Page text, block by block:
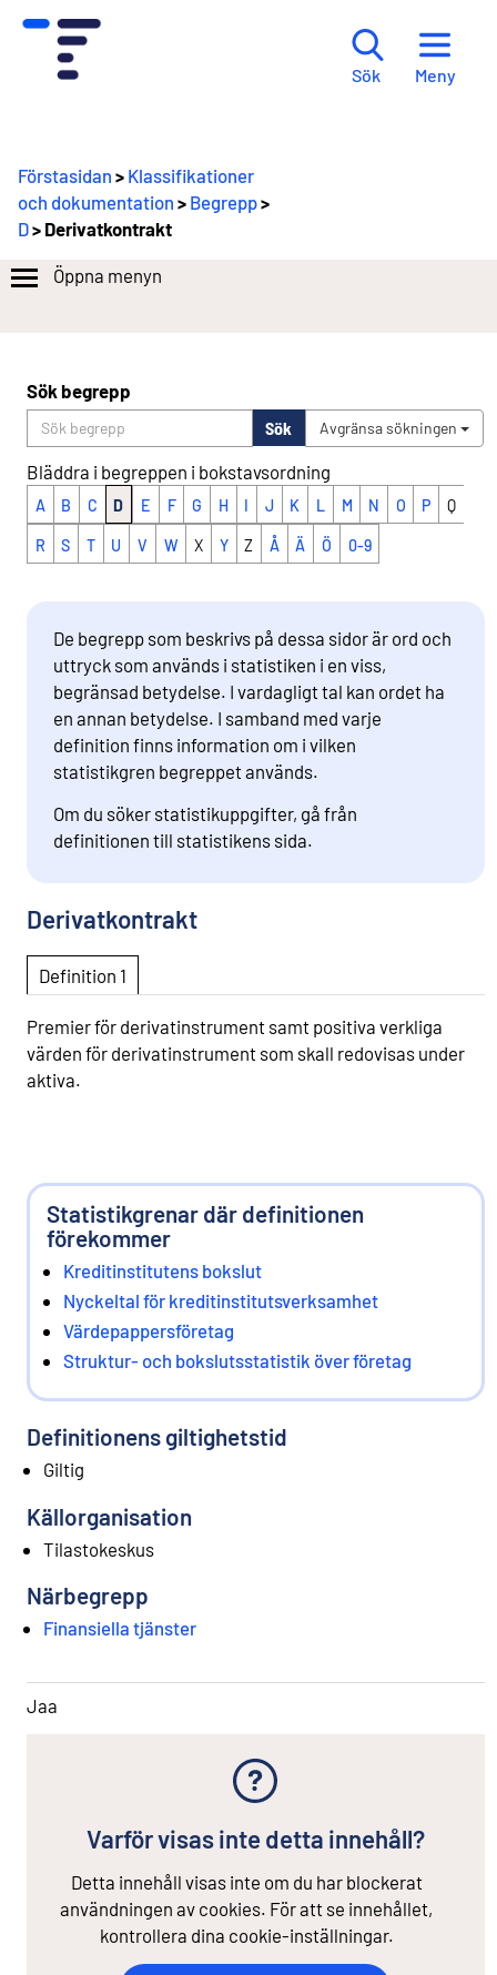
Sök Meny
Förstasidan > Klassifikationer
och dokumentation > Begrepp>
D> Derivatkontrakt
Öppna menyn
Sök begrepp
Sök Avgränsa sökningen
Bläddra i begreppen i bokstavsordning
A B C D E F G H I J K L M N O P Q
R S T U V W X Y Z Å Ä Ö 0-9
De begrepp som beskrivs på dessa sidor är ord och
uttryck som används i statistiken i en viss,
begränsad betydelse. I vardagligt tal kan ordet ha
en annan betydelse. I samband med varje
definition finns information om i vilken
statistikgren begreppet används.
Om du söker statistikuppgifter, gå från
definitionen till statistikens sida.
Derivatkontrakt
Definition 1
Premier för derivatinstrument samt positiva verkliga
värden för derivatinstrument som skall redovisas under
aktiva.
Statistikgrenar där definitionen
förekommer
Kreditinstitutens bokslut
Nyckeltal för kreditinstitutsverksamhet
Värdepappersföretag
Struktur- och bokslutsstatistik över företag
Definitionens giltighetstid
Giltig
Källorganisation
Tilastokeskus
Närbegrepp
Finansiella tjänster
Jaa
Varför visas inte detta innehåll?
Detta innehåll visas inte om du har blockerat
användningen av cookies. För att se innehållet,
kontrollera dina cookie-inställningar.